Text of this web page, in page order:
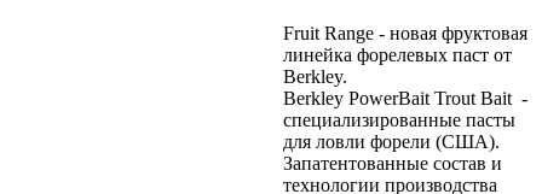
Fruit Range - новая фруктовая
линейка форелевых паст от
Berkley.
Berkley PowerBait Trout Bait -
специализированные пасты
для ловли форели (США).
Запатентованные состав и
технологии производства